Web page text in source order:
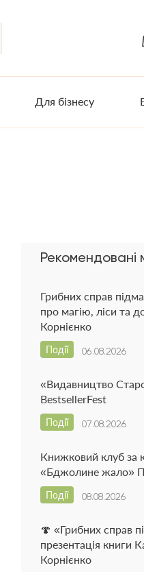
Для бізнесу
Рекомендовані
Грибних справ
про магію, ліси та
Корнієнко
06.08.2026
Події
«Видавництво
BestsellerFest
07.08.2026
Події
Книжковий клуб за
«Бджолине жало»
08.08.2026
Події
🍄 «Грибних справ
презентація книги
Корнієнко